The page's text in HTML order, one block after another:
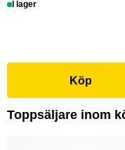
I lager
Köp
Toppsäljare inom